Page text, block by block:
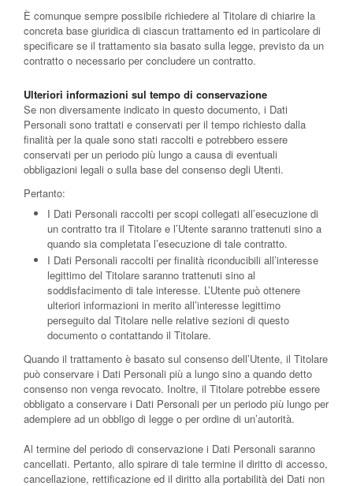
È comunque sempre possibile richiedere al Titolare di chiarire la
concreta base giuridica di ciascun trattamento ed in particolare di
specificare se il trattamento sia basato sulla legge, previsto da un
contratto o necessario per concludere un contratto.
Ulteriori informazioni sul tempo di conservazione
Se non diversamente indicato in questo documento, i Dati
Personali sono trattati e conservati per il tempo richiesto dalla
finalità per la quale sono stati raccolti e potrebbero essere
conservati per un periodo più lungo a causa di eventuali
obbligazioni legali o sulla base del consenso degli Utenti.
Pertanto:
I Dati Personali raccolti per scopi collegati all’esecuzione di
un contratto tra il Titolare e l’Utente saranno trattenuti sino a
quando sia completata l’esecuzione di tale contratto.
I Dati Personali raccolti per finalità riconducibili all’interesse
legittimo del Titolare saranno trattenuti sino al
soddisfacimento di tale interesse. L’Utente può ottenere
ulteriori informazioni in merito all’interesse legittimo
perseguito dal Titolare nelle relative sezioni di questo
documento o contattando il Titolare.
Quando il trattamento è basato sul consenso dell’Utente, il Titolare
può conservare i Dati Personali più a lungo sino a quando detto
consenso non venga revocato. Inoltre, il Titolare potrebbe essere
obbligato a conservare i Dati Personali per un periodo più lungo per
adempiere ad un obbligo di legge o per ordine di un’autorità.
Al termine del periodo di conservazione i Dati Personali saranno
cancellati. Pertanto, allo spirare di tale termine il diritto di accesso,
cancellazione, rettificazione ed il diritto alla portabilità dei Dati non